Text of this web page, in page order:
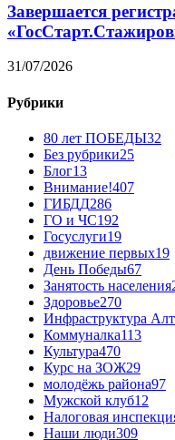
Завершается
31/07/2026
Рубрики
80 лет ПОБЕДЫ32
Без рубрики25
Блог13
Внимание!407
ГИБДД286
ГО и ЧС192
Госуслуги19
движение первых19
День Победы67
Занятость населения
Здоровье270
Инфраструктура
Коммуналка113
Культура470
Курс на ЗОЖ29
молодёжь района97
Мужской клуб12
Налоговая
Наши люди309